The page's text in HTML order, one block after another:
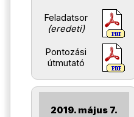
Feladatsor
(eredeti)
Pontozási
útmutató
2019. május 7.